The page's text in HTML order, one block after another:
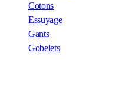
Cotons
Essuyage
Gants
Gobelets